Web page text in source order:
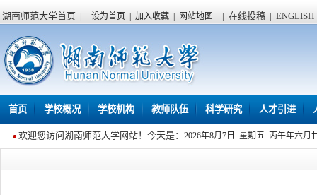
湖南师范大学首页 | 设为首页 加入收藏 网站地图 | 在线投稿 | ENGLISH
首页 学校概况 学校机构 教师队伍 科学研究 人才引进
欢迎您访问湖南师范大学网站！今天是： 2026年8月7日 星期五 丙午年六月